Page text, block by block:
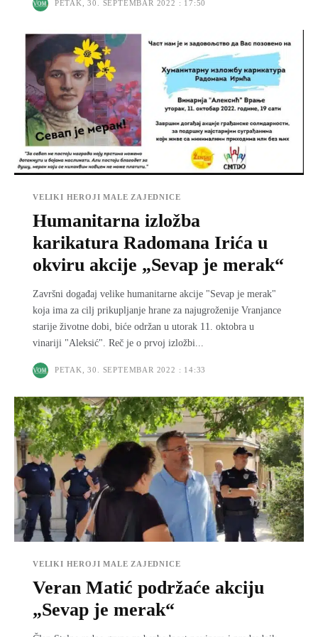
PETAK, 30. SEPTEMBAR 2022 : 17:50
VELIKI HEROJI MALE ZAJEDNICE
Humanitarna izložba
karikatura Radomana Irića u
okviru akcije „Sevap je merak“
Završni događaj velike humanitarne akcije "Sevap je merak"
koja ima za cilj prikupljanje hrane za najugroženije Vranjance
starije životne dobi, biće održan u utorak 11. oktobra u
vinariji "Aleksić". Reč je o prvoj izložbi...
PETAK, 30. SEPTEMBAR 2022 : 14:33
VELIKI HEROJI MALE ZAJEDNICE
Veran Matić podržaće akciju
„Sevap je merak“